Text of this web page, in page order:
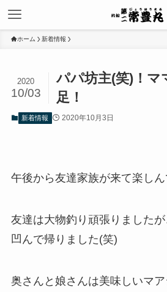
ホーム 新着情報
パパ坊主(笑)！マ
足！
2020
10/03
新着情報 2020年10月3日
午後から友達家族が来て楽し
友達は大物釣り頑張りました
凹んで帰りました(笑)
奥さんと娘さんは美味しいマア